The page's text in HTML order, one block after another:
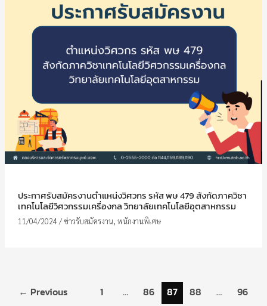
ประกาศรับสมัครงานตำแหน่งวิศวกร รหัส พษ 479 สังกัดภาควิชา
เทคโนโลยีวิศวกรรมเครื่องกล วิทยาลัยเทคโนโลยีอุตสาหกรรม
11/04/2024 /ข่าวรับสมัครงาน, พนักงานพิเศษ
← Previous 1 … 86 87 88 …
96